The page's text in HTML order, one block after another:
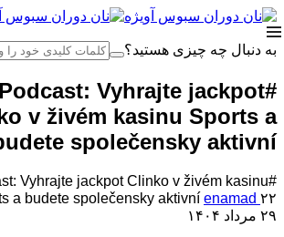
به دنبال چه چیزی هستید؟
Vyhrajte jackpot
v živém kasinu Sports a
společensky aktivní
Vyhrajte jackpot Clinko v živém kasinu
a budete společensky aktivní enamad ۲۲ مرداد ۱۴۰۴
۲۹ مرداد ۱۴۰۴